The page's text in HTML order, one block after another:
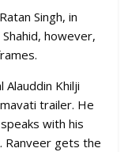
Singh, in
however,
Alauddin Khilji
trailer. He
with his
Ranveer gets the